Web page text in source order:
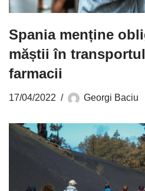
Spania menține
măștii în
farmacii
17/04/2022 Georgi Baciu